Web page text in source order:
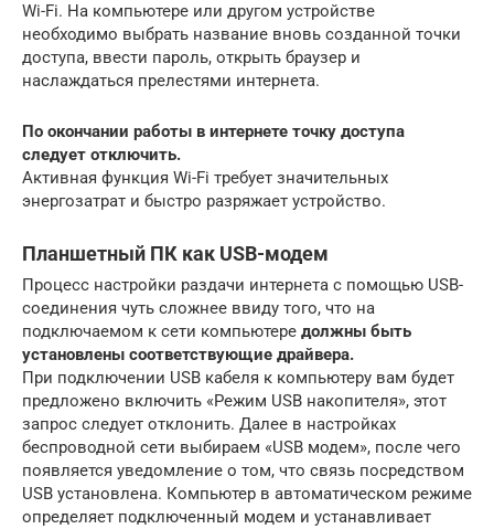
Wi-Fi. На компьютере или другом устройстве
необходимо выбрать название вновь созданной точки
доступа, ввести пароль, открыть браузер и
наслаждаться прелестями интернета.
По окончании работы в интернете точку доступа
следует отключить.
Активная функция Wi-Fi требует значительных
энергозатрат и быстро разряжает устройство.
Планшетный ПК как USB-модем
Процесс настройки раздачи интернета с помощью USB-
соединения чуть сложнее ввиду того, что на
подключаемом к сети компьютере должны быть
установлены соответствующие драйвера.
При подключении USB кабеля к компьютеру вам будет
предложено включить «Режим USB накопителя», этот
запрос следует отклонить. Далее в настройках
беспроводной сети выбираем «USB модем», после чего
появляется уведомление о том, что связь посредством
USB установлена. Компьютер в автоматическом режиме
определяет подключенный модем и устанавливает